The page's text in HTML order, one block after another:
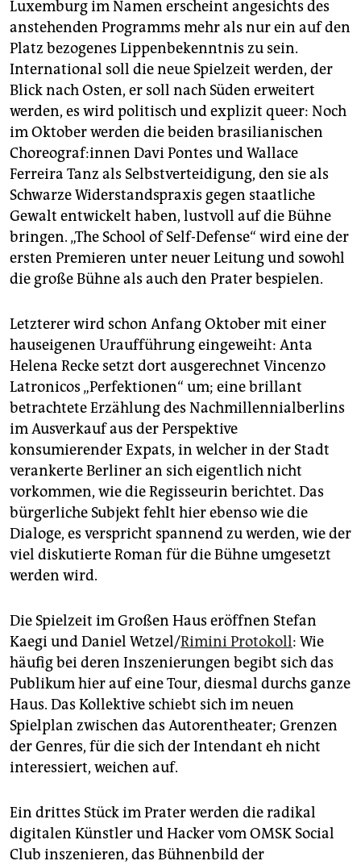
Luxemburg im Namen erscheint angesichts des
anstehenden Programms mehr als nur ein auf den
Platz bezogenes Lippenbekenntnis zu sein.
International soll die neue Spielzeit werden, der
Blick nach Osten, er soll nach Süden erweitert
werden, es wird politisch und explizit queer: Noch
im Oktober werden die beiden brasilianischen
Cho­reo­gra­f:in­nen Davi Pontes und Wallace
Ferreira Tanz als Selbstverteidigung, den sie als
Schwarze Widerstandspraxis gegen staatliche
Gewalt entwickelt haben, lustvoll auf die Bühne
bringen. „The School of Self-Defense“ wird eine der
ersten Premieren unter neuer Leitung und sowohl
die große Bühne als auch den Prater bespielen.
Letzterer wird schon Anfang Oktober mit einer
hauseigenen Uraufführung eingeweiht: Anta
Helena Recke setzt dort ausgerechnet Vincenzo
Latronicos „Perfektionen“ um; eine brillant
betrachtete Erzählung des Nachmillennialberlins
im Ausverkauf aus der Perspektive
konsumierender Expats, in welcher in der Stadt
verankerte Berliner an sich eigentlich nicht
vorkommen, wie die Regisseurin berichtet. Das
bürgerliche Subjekt fehlt hier ebenso wie die
Dialoge, es verspricht spannend zu werden, wie der
viel diskutierte Roman für die Bühne umgesetzt
werden wird.
Die Spielzeit im Großen Haus eröffnen Stefan
Kaegi und Daniel Wetzel/Rimini Protokoll: Wie
häufig bei deren Inszenierungen begibt sich das
Publikum hier auf eine Tour, diesmal durchs ganze
Haus. Das Kollektive schiebt sich im neuen
Spielplan zwischen das Autorentheater; Grenzen
der Genres, für die sich der Intendant eh nicht
interessiert, weichen auf.
Ein drittes Stück im Prater werden die radikal
digitalen Künstler und Hacker vom OMSK Social
Club inszenieren, das Bühnenbild der